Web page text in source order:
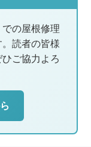
の屋根修理
読者の皆様
ご協力よろ